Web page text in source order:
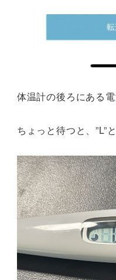
体温計の後ろにある電
ちょっと待つと、”L”